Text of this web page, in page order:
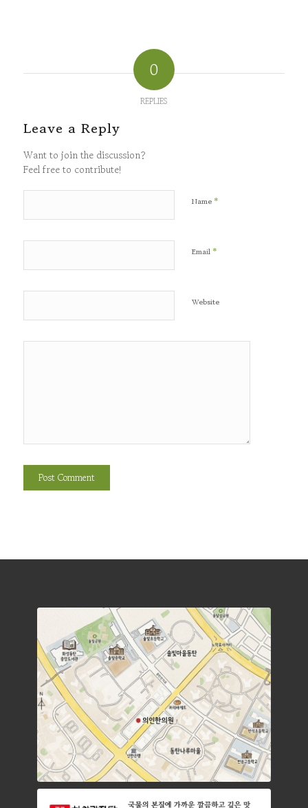
0
REPLIES
Leave a Reply
Want to join the discussion?
Feel free to contribute!
Name *
Email *
Website